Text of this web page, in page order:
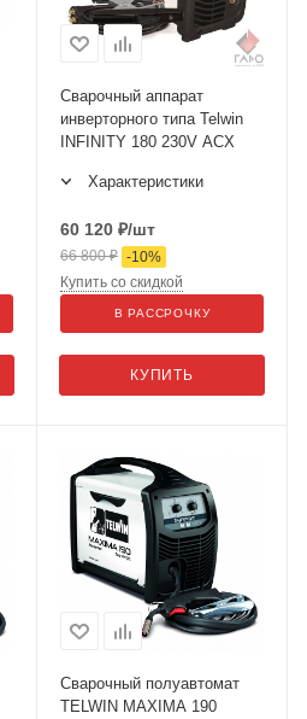
Сварочный аппарат
инверторного типа Telwin
INFINITY 180 230V ACX
Характеристики
60 120 ₽/шт
66 800₽ -10%
КУПИТЬ
Купить со скидкой
В РАССРОЧКУ
Сварочный полуавтомат
TELWIN MAXIMA 190